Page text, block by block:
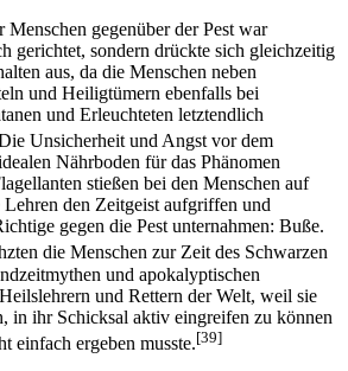
gegenüber der Pest war
gerichtet, sondern drückte sich gleichzeitig
aus, da die Menschen neben
und Heiligtümern ebenfalls bei
und Erleuchteten letztendlich
Unsicherheit und Angst vor dem
Nährboden für das Phänomen
stießen bei den Menschen auf
den Zeitgeist aufgriffen und
gegen die Pest unternahmen: Buße.
die Menschen zur Zeit des Schwarzen
und apokalyptischen
und Rettern der Welt, weil sie
in ihr Schicksal aktiv eingreifen zu können
einfach ergeben musste.[39]